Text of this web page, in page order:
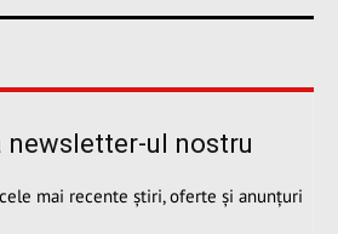
newsletter-ul nostru
mai recente știri, oferte și anunțuri